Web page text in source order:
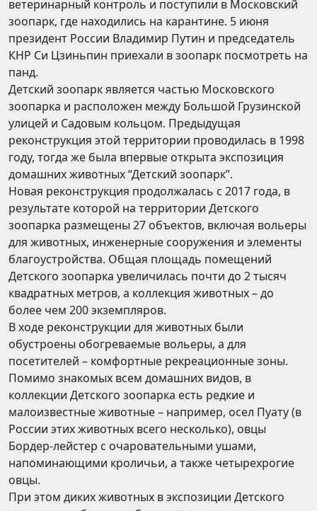
ветеринарный контроль и поступили в Московский
зоопарк, где находились на карантине. 5 июня
президент России Владимир Путин и председатель
КНР Си Цзиньпин приехали в зоопарк посмотреть на
панд.
Детский зоопарк является частью Московского
зоопарка и расположен между Большой Грузинской
улицей и Садовым кольцом. Предыдущая
реконструкция этой территории проводилась в 1998
году, тогда же была впервые открыта экспозиция
домашних животных “Детский зоопарк”.
Новая реконструкция продолжалась с 2017 года, в
результате которой на территории Детского
зоопарка размещены 27 объектов, включая вольеры
для животных, инженерные сооружения и элементы
благоустройства. Общая площадь помещений
Детского зоопарка увеличилась почти до 2 тысяч
квадратных метров, а коллекция животных – до
более чем 200 экземпляров.
В ходе реконструкции для животных были
обустроены обогреваемые вольеры, а для
посетителей – комфортные рекреационные зоны.
Помимо знакомых всем домашних видов, в
коллекции Детского зоопарка есть редкие и
малоизвестные животные – например, осел Пуату (в
России этих животных всего несколько), овцы
Бордер-лейстер с очаровательными ушами,
напоминающими кроличьи, а также четырехрогие
овцы.
При этом диких животных в экспозиции Детского